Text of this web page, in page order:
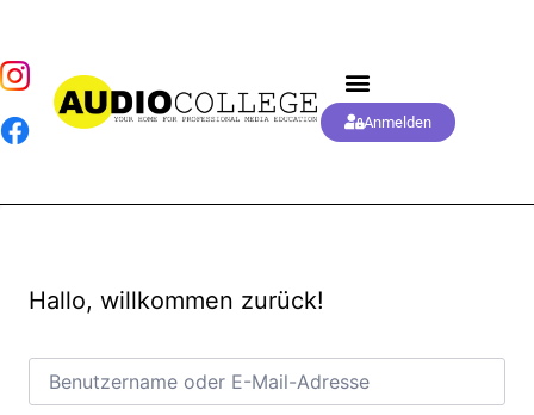
Anmelden
Hallo, willkommen zurück!